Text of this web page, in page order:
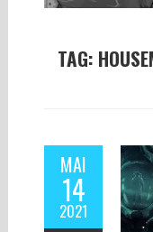
TAG:
MAI
14
2021